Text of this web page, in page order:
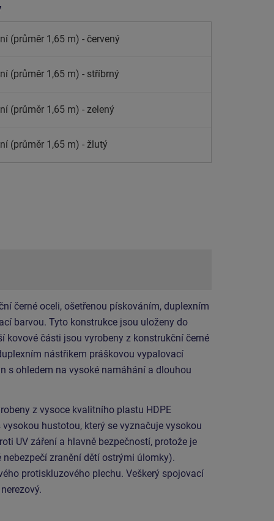
(průměr 1,65 m) - červený
(průměr 1,65 m) - stříbrný
(průměr 1,65 m) - zelený
(průměr 1,65 m) - žlutý
černé oceli, ošetřenou pískováním, duplexním
barvou. Tyto konstrukce jsou uloženy do
kovové části jsou vyrobeny z konstrukční černé
nástřikem práškovou vypalovací
s ohledem na vysoké namáhání a dlouhou
z vysoce kvalitního plastu HDPE
hustotou, který se vyznačuje vysokou
UV záření a hlavně bezpečností, protože je
zranění dětí ostrými úlomky).
protiskluzového plechu. Veškerý spojovací